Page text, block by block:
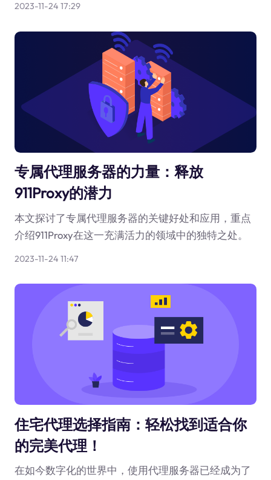
2023-11-24 17:29
专属代理服务器的力量：释放
911Proxy的潜力
本文探讨了专属代理服务器的关键好处和应用，重点
介绍911Proxy在这一充满活力的领域中的独特之处。
2023-11-24 11:47
住宅代理选择指南：轻松找到适合你
的完美代理！
在如今数字化的世界中，使用代理服务器已经成为了